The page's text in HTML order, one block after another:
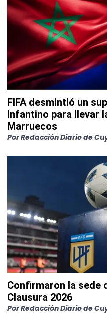
FIFA desmintió un
Infantino para llevar
Marruecos
PorRedacción Diario de
Confirmaron la sede
Clausura 2026
PorRedacción Diario de